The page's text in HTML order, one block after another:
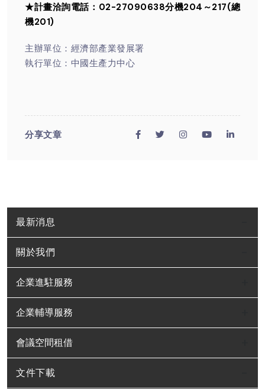
最新消息
關於我們
企業進駐服務
企業輔導服務
會議空間租借
文件下載
★計畫洽詢電話：02-27090638分機204～217(總
機201)
主辦單位：經濟部產業發展署
執行單位：中國生產力中心
分享文章